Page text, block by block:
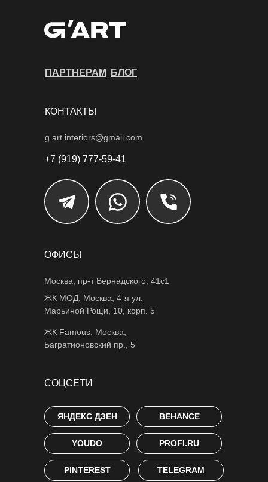
ПАРТНЕРАМ БЛОГ
КОНТАКТЫ
+7 (919) 777-59-41
g.art.interiors@gmail.com
СОЦСЕТИ
BEHANCE
TELEGRAM
PROFI.RU
YOUDO
PINTEREST
ЯНДЕКС ДЗЕН
ОФИСЫ
ЖК Famous, Москва,
Багратионовский пр., 5
ЖК МОД, Москва, 4-я ул.
Марьиной Рощи, 10, корп. 5
Москва, пр-т Вернадского, 41с1